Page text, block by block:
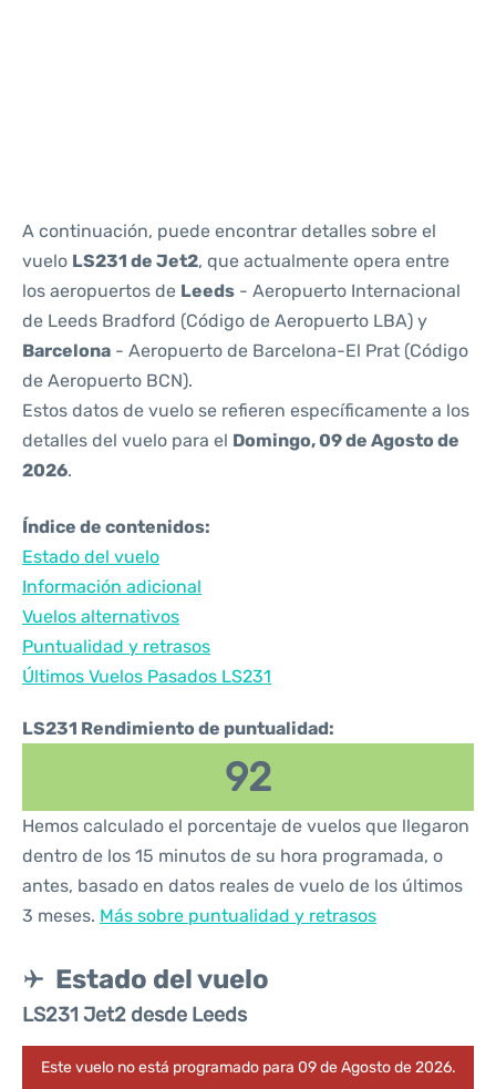
A continuación, puede encontrar detalles sobre el
vuelo LS231 de Jet2, que actualmente opera entre
los aeropuertos de Leeds - Aeropuerto Internacional
de Leeds Bradford (Código de Aeropuerto LBA) y
Barcelona - Aeropuerto de Barcelona-El Prat (Código
de Aeropuerto BCN).
Estos datos de vuelo se refieren específicamente a los
detalles del vuelo para el Domingo, 09 de Agosto de
2026.
Índice de contenidos:
Estado del vuelo
Información adicional
Vuelos alternativos
Puntualidad y retrasos
Últimos Vuelos Pasados LS231
LS231 Rendimiento de puntualidad:
92
Hemos calculado el porcentaje de vuelos que llegaron
dentro de los 15 minutos de su hora programada, o
antes, basado en datos reales de vuelo de los últimos
3 meses. Más sobre puntualidad y retrasos
Estado del vuelo
LS231 Jet2 desde Leeds
Este vuelo no está programado para 09 de Agosto de 2026.